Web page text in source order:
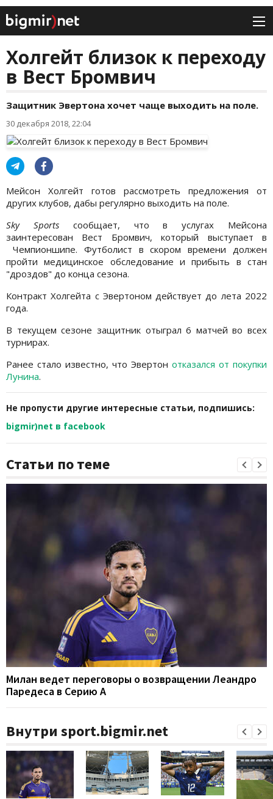
Холгейт близок к переходу
в Вест Бромвич
Защитник Эвертона хочет чаще выходить на поле.
30 декабря 2018, 22:04
Мейсон Холгейт готов рассмотреть предложения от
других клубов, дабы регулярно выходить на поле.
Sky Sports сообщает, что в услугах Мейсона
заинтересован Вест Бромвич, который выступает в
Чемпионшипе. Футболист в скором времени должен
пройти медицинское обследование и прибыть в стан
"дроздов" до конца сезона.
Контракт Холгейта с Эвертоном действует до лета 2022
года.
В текущем сезоне защитник отыграл 6 матчей во всех
турнирах.
Ранее стало известно, что Эвертон отказался от покупки
Лунина.
Не пропусти другие интересные статьи, подпишись:
bigmir)net в facebook
Статьи по теме
Милан ведет переговоры о возвращении Леандро
Паредеса в Серию А
Внутри sport.bigmir.net